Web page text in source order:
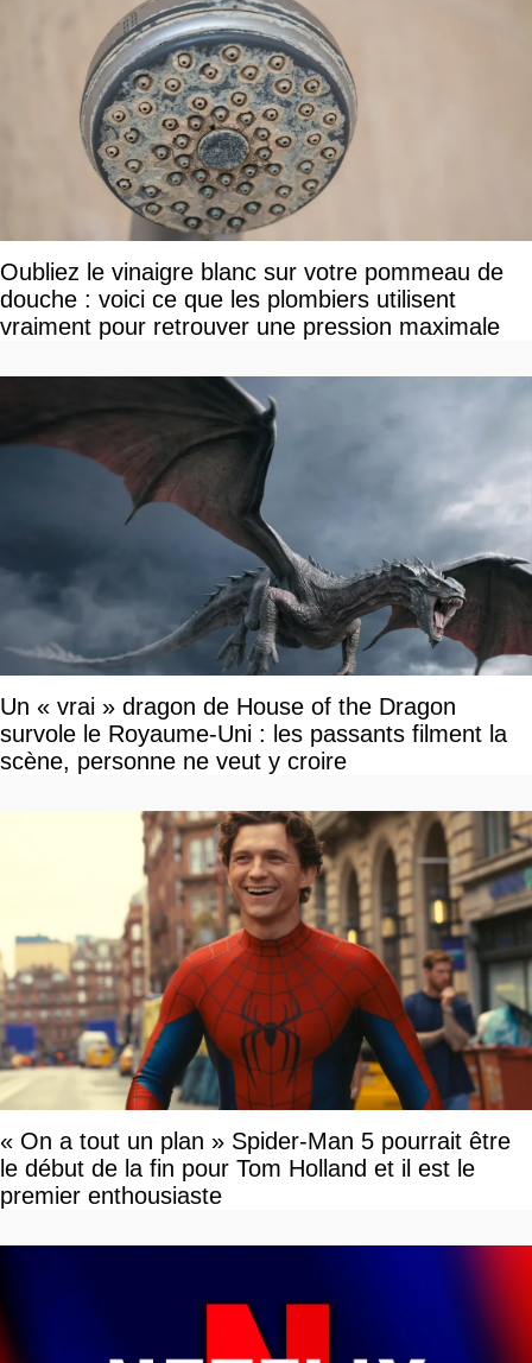
Oubliez le vinaigre blanc sur votre pommeau de
douche : voici ce que les plombiers utilisent
vraiment pour retrouver une pression maximale
Un « vrai » dragon de House of the Dragon
survole le Royaume-Uni : les passants filment la
scène, personne ne veut y croire
« On a tout un plan » Spider-Man 5 pourrait être
le début de la fin pour Tom Holland et il est le
premier enthousiaste